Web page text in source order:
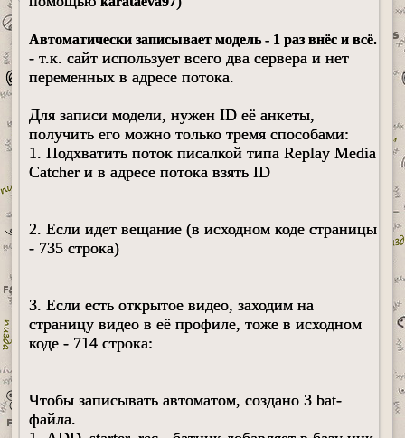
Автоматически записывает модель - 1 раз внёс и всё.
- т.к. сайт использует всего два сервера и нет
переменных в адресе потока.
Для записи модели, нужен ID её анкеты,
получить его можно только тремя способами:
1. Подхватить поток писалкой типа Replay Media
Catcher и в адресе потока взять ID
2. Если идет вещание (в исходном коде страницы
- 735 строка)
3. Если есть открытое видео, заходим на
страницу видео в её профиле, тоже в исходном
коде - 714 строка:
Чтобы записывать автоматом, создано 3 bat-
файла.